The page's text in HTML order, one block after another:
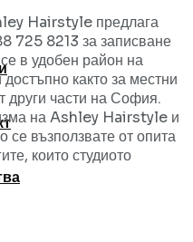
Hairstyle предлага
725 8213 за записване
в удобен район на
както за местни
други части на София.
на Ashley Hairstyle и
се възползвате от опита
които студиото